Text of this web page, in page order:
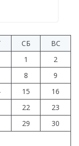
СБ
ВС
1
2
8
9
15
16
22
23
29
30